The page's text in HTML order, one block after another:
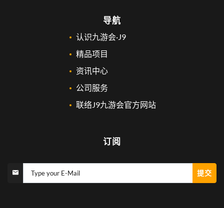
导航
认识九游会·J9
精品项目
资讯中心
公司服务
联络J9九游会官方网站
订阅
Type your E-Mail 提交